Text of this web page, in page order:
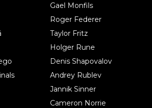
Gael Monfils
Roger Federer
Taylor Fritz
Holger Rune
Denis Shapovalov
Andrey Rublev
Jannik Sinner
Cameron Norrie